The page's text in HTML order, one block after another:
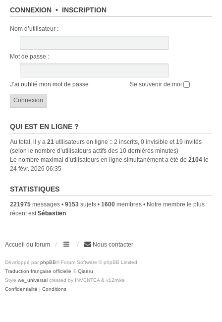
CONNEXION • INSCRIPTION
Nom d’utilisateur :
Mot de passe :
J’ai oublié mon mot de passe Se souvenir de moi
QUI EST EN LIGNE ?
Au total, il y a 21 utilisateurs en ligne :: 2 inscrits, 0 invisible et 19 invités
(selon le nombre d’utilisateurs actifs des 10 dernières minutes)
Le nombre maximal d’utilisateurs en ligne simultanément a été de 2104 le
24 févr. 2026 06:35
STATISTIQUES
221975 messages • 9153 sujets • 1600 membres • Notre membre le plus
récent estSébastien
Accueil du forum Nous contacter
Développé par phpBB® Forum Software © phpBB Limited
Traduction française officielle © Qiaeru
Style we_universal created by INVENTEA & v12mike
Confidentialité | Conditions